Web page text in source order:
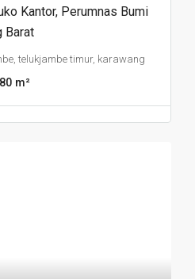
Kantor, Perumnas Bumi
Barat
telukjambe timur, karawang
80 m²